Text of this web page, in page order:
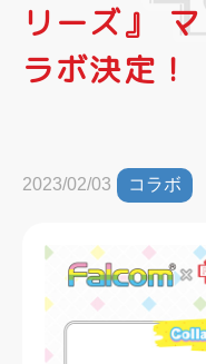
リーズ』
ラボ決定！
2023/02/03 コラボ